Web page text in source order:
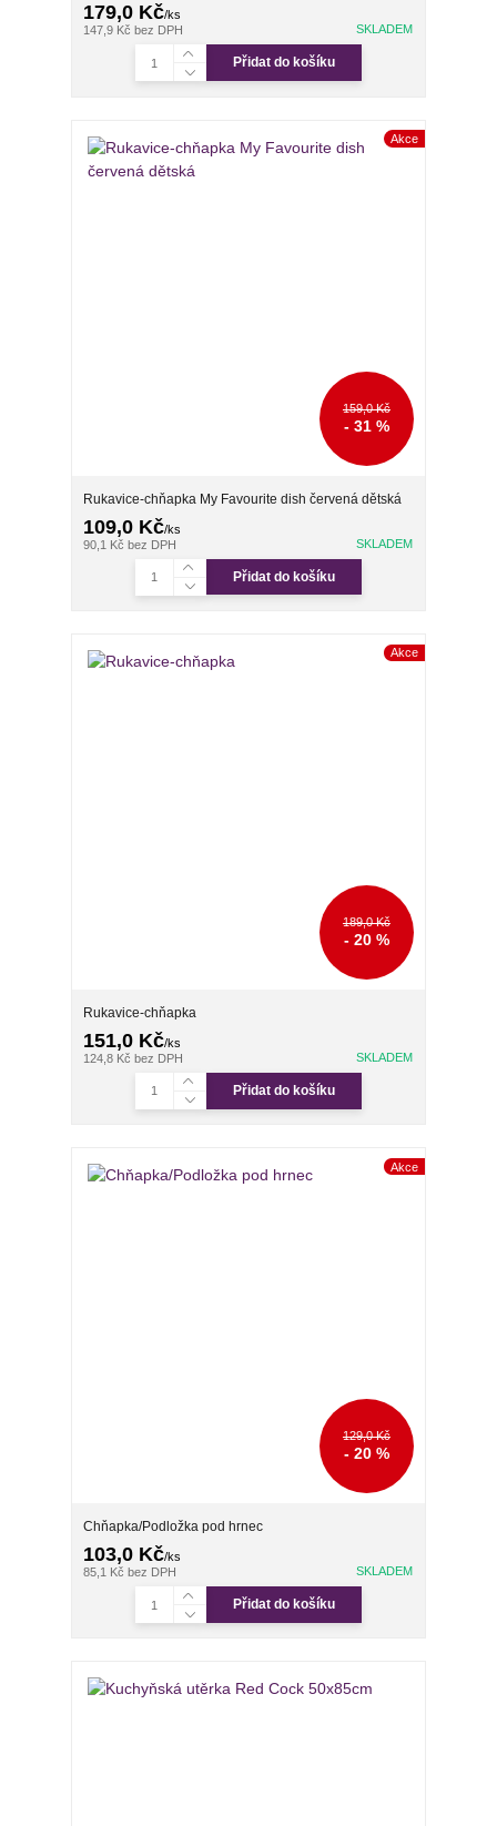
179,0 Kč/ks
147,9 Kč bez DPH SKLADEM
Přidat do košíku
Akce
159,0 Kč
- 31 %
Rukavice-chňapka My Favourite dish červená dětská
109,0 Kč/ks
90,1 Kčbez DPH SKLADEM
Přidat do košíku
Akce
189,0 Kč
- 20 %
Rukavice-chňapka
151,0 Kč/ks
124,8 Kčbez DPH SKLADEM
Přidat do košíku
Akce
129,0 Kč
- 20 %
Chňapka/Podložka pod hrnec
103,0 Kč/ks
85,1 Kčbez DPH SKLADEM
Přidat do košíku